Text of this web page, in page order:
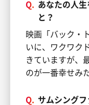
Q. あなたの人
と？
映画「バック・
いに、ワクワク
きていますが、
のが一番幸せみ
Q. サムシング